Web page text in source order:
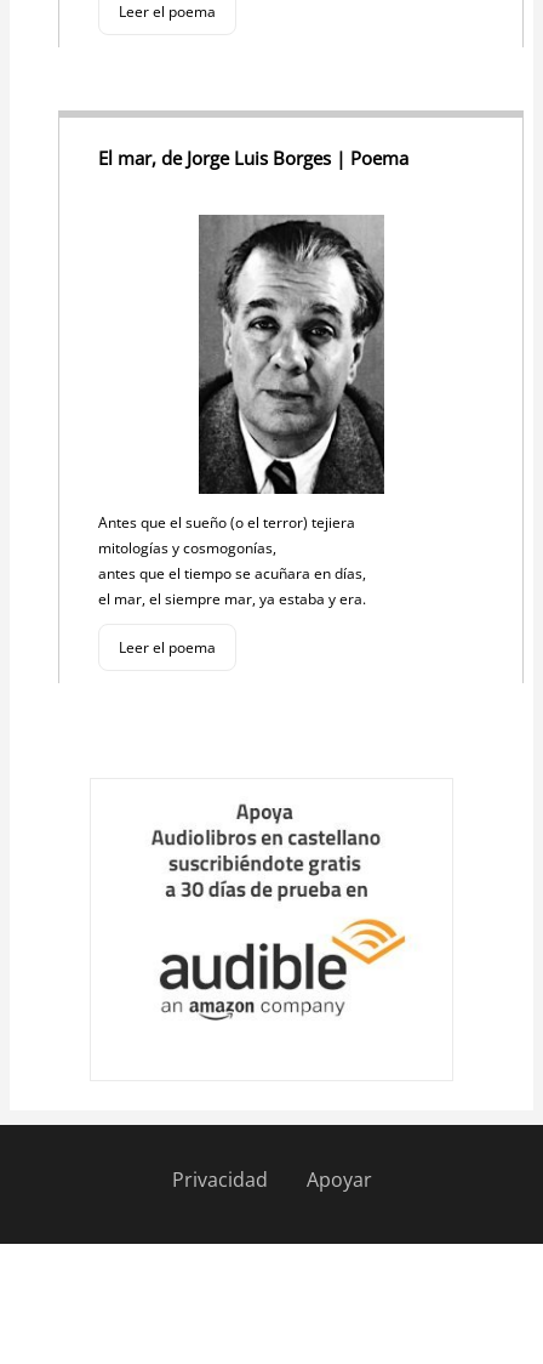
Leer el poema
El mar, de Jorge Luis Borges | Poema
Antes que el sueño (o el terror) tejiera
mitologías y cosmogonías,
antes que el tiempo se acuñara en días,
el mar, el siempre mar, ya estaba y era.
Leer el poema
Privacidad Apoyar